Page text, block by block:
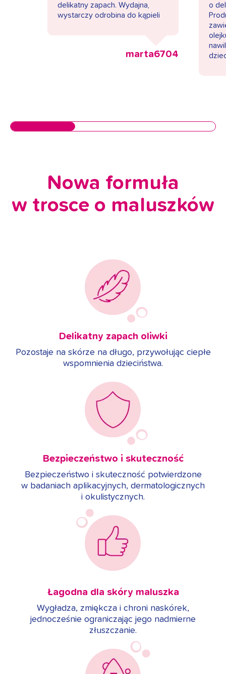
delikatny zapach. Wydajna,
wystarczy odrobina do kąpieli
marta6704
o
Nowa formuła
w trosce o maluszków
Delikatny zapach oliwki
Pozostaje na skórze na długo, przywołując ciepłe
wspomnienia dzieciństwa.
Bezpieczeństwo i skuteczność
Bezpieczeństwo i skuteczność potwierdzone
w badaniach aplikacyjnych, dermatologicznych
i okulistycznych.
Łagodna dla skóry maluszka
Wygładza, zmiękcza i chroni naskórek,
jednocześnie ograniczając jego nadmierne
złuszczanie.